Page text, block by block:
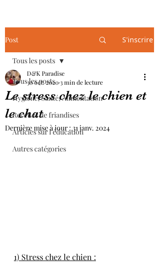
Post S'inscrire
Tous les posts
Hygiène, Santé, Alimentation
Recettes de friandises
Articles sur l'éducation
Autres catégories
Tous les posts
Le stress chez le chien et
le chat
D&K Paradise
30 oct. 20203 min de lecture
Dernière mise à jour :31 janv. 2024
1) Stress chez le chien :